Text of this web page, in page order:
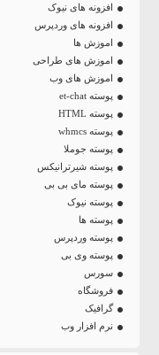
افزونه های نیوک
افزونه های وردپرس
اموزش ها
اموزش های طراحی
اموزش های وب
پوسته et-chat
پوسته HTML
پوسته whmcs
پوسته جوملا
پوسته شیرترانیکس
پوسته مای بی بی
پوسته نیوک
پوسته ها
پوسته وردپرس
پوسته وی بی
سورس
فروشگاه
گرافیک
نرم افزار وب